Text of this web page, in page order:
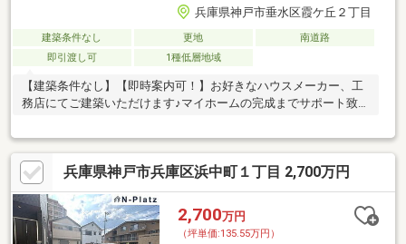
兵庫県神戸市垂水区霞ケ丘２丁目
建築条件なし 更地
南道路
即引渡し可
1種低層地域
【建築条件なし】【即時案内可！】お好きなハウスメーカー、工
務店にてご建築いただけます♪マイホームの完成までサポート致し
兵庫県神戸市兵庫区浜中町１丁目 2,700万円
2,700万円
（坪単価:135.55万円）